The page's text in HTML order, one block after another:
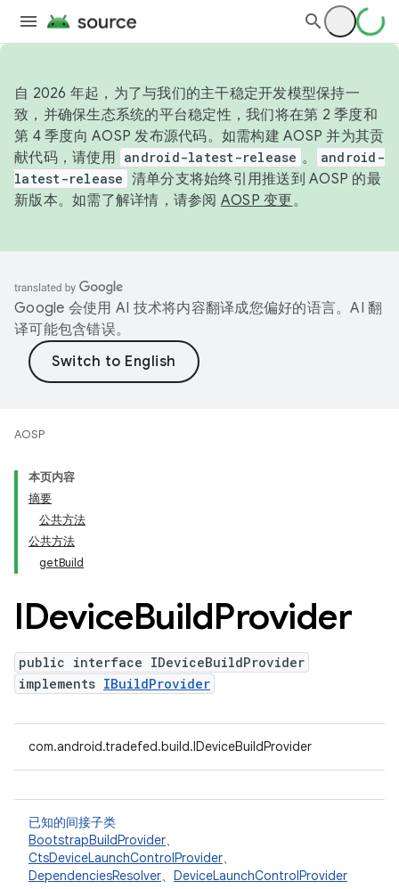
自 2026 年起，为了与我们的主干稳定开发模型保持一
致，并确保生态系统的平台稳定性，我们将在第 2 季度和
第 4 季度向 AOSP 发布源代码。如需构建 AOSP 并为其贡
献代码，请使用 android-latest-release 。
android-
latest-release 清单分支将始终引用推送到 AOSP 的最
新版本。如需了解详情，请参阅 AOSP 变更。
Google 会使用 AI 技术将内容翻译成您偏好的语言。AI 翻
译可能包含错误。
AOSP
本页内容
摘要
公共方法
公共方法
getBuild
IDeviceBuildProvider
public interface IDeviceBuildProvider
implements IBuildProvider
com.android.tradefed.build.IDeviceBuildProvider
已知的间接子类
BootstrapBuildProvider、
CtsDeviceLaunchControlProvider、
DependenciesResolver、 DeviceLaunchControlProvider